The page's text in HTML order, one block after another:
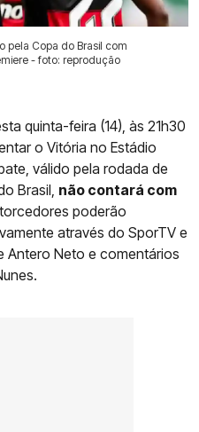
pela Copa do Brasil com
- foto: reprodução
quinta-feira (14), às 21h30
o Vitória no Estádio
válido pela rodada de
Brasil, não contará com
poderão
através do SporTV e
Antero Neto e comentários